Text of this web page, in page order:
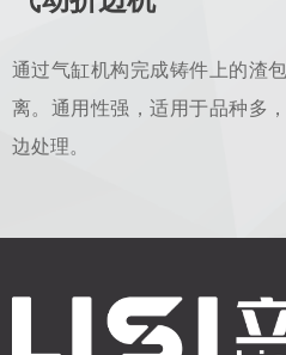
通过气缸机构完成铸件上的渣
离。通用性强，适用于品种多
边处理。